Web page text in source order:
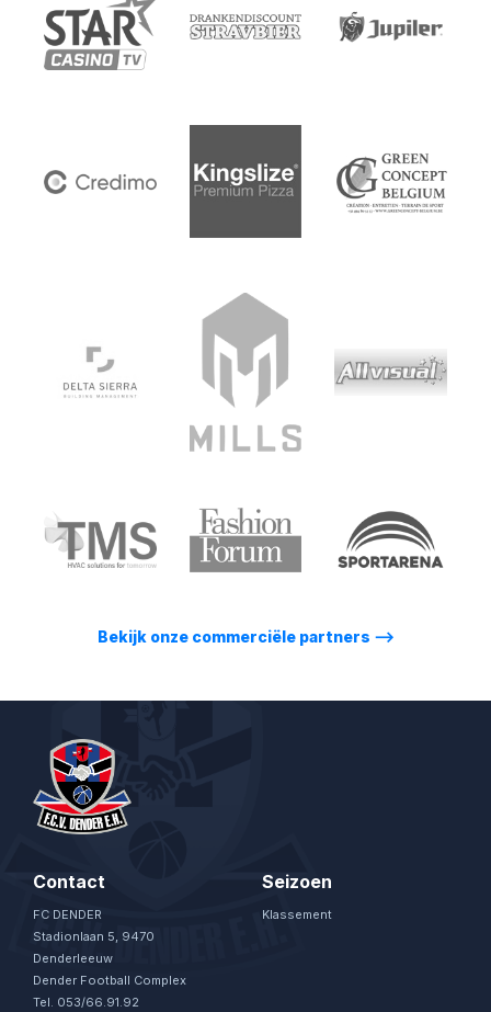
Bekijk onze commerciële partners ⟶
Contact
FC DENDER
Stadionlaan 5, 9470
Denderleeuw
Dender Football Complex
Tel. 053/66.91.92
Seizoen
Klassement